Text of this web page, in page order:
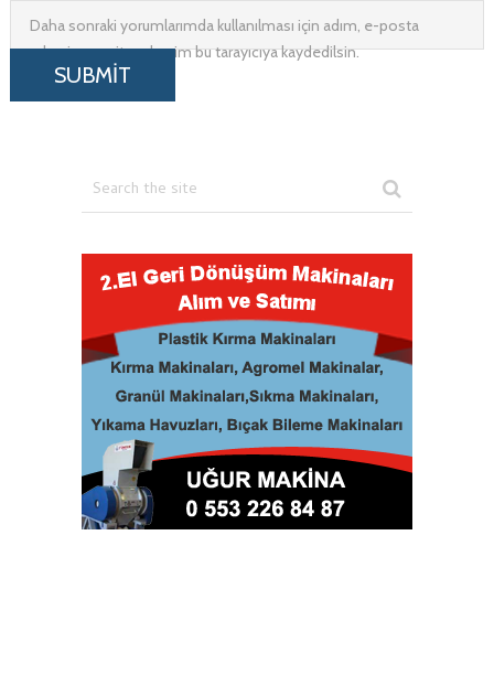
Daha sonraki yorumlarımda kullanılması için adım, e-posta
adresim ve site adresim bu tarayıcıya kaydedilsin.